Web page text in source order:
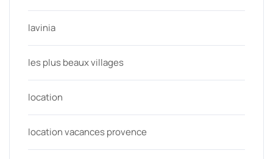
lavinia
les plus beaux villages
location
location vacances provence